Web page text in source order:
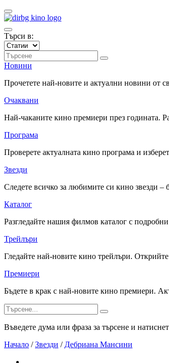
Търси в:
Новини
Прочетете най-новите и актуални новини от
Очаквани
Най-чаканите кино премиери през годината.
Програма
Проверете актуалната кино програма и
Звезди
Следете всичко за любимите си кино звезди
Каталог
Разгледайте нашия филмов каталог с
Трейлъри
Гледайте най-новите кино трейлъри.
Премиери
Бъдете в крак с най-новите кино премиери.
Въведете дума или фраза за търсене и
Начало / Звезди / Дебриана Мансини